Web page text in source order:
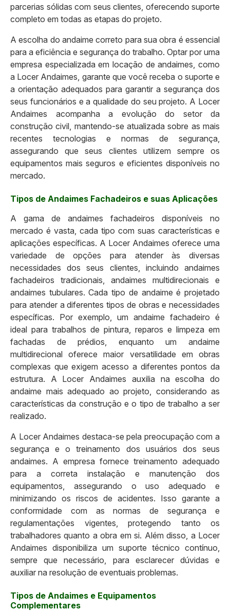
parcerias sólidas com seus clientes, oferecendo suporte
completo em todas as etapas do projeto.
A escolha do andaime correto para sua obra é essencial
para a eficiência e segurança do trabalho. Optar por uma
empresa especializada em locação de andaimes, como
a Locer Andaimes, garante que você receba o suporte e
a orientação adequados para garantir a segurança dos
seus funcionários e a qualidade do seu projeto. A Locer
Andaimes acompanha a evolução do setor da
construção civil, mantendo-se atualizada sobre as mais
recentes tecnologias e normas de segurança,
assegurando que seus clientes utilizem sempre os
equipamentos mais seguros e eficientes disponíveis no
mercado.
Tipos de Andaimes Fachadeiros e suas Aplicações
A gama de andaimes fachadeiros disponíveis no
mercado é vasta, cada tipo com suas características e
aplicações específicas. A Locer Andaimes oferece uma
variedade de opções para atender às diversas
necessidades dos seus clientes, incluindo andaimes
fachadeiros tradicionais, andaimes multidirecionais e
andaimes tubulares. Cada tipo de andaime é projetado
para atender a diferentes tipos de obras e necessidades
específicas. Por exemplo, um andaime fachadeiro é
ideal para trabalhos de pintura, reparos e limpeza em
fachadas de prédios, enquanto um andaime
multidirecional oferece maior versatilidade em obras
complexas que exigem acesso a diferentes pontos da
estrutura. A Locer Andaimes auxilia na escolha do
andaime mais adequado ao projeto, considerando as
características da construção e o tipo de trabalho a ser
realizado.
A Locer Andaimes destaca-se pela preocupação com a
segurança e o treinamento dos usuários dos seus
andaimes. A empresa fornece treinamento adequado
para a correta instalação e manutenção dos
equipamentos, assegurando o uso adequado e
minimizando os riscos de acidentes. Isso garante a
conformidade com as normas de segurança e
regulamentações vigentes, protegendo tanto os
trabalhadores quanto a obra em si. Além disso, a Locer
Andaimes disponibiliza um suporte técnico contínuo,
sempre que necessário, para esclarecer dúvidas e
auxiliar na resolução de eventuais problemas.
Tipos de Andaimes e Equipamentos
Complementares